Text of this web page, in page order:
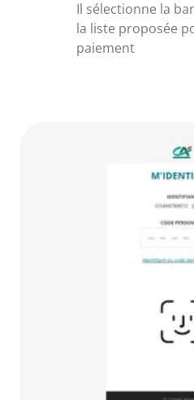
Il sélectionne la
la liste proposée
paiement